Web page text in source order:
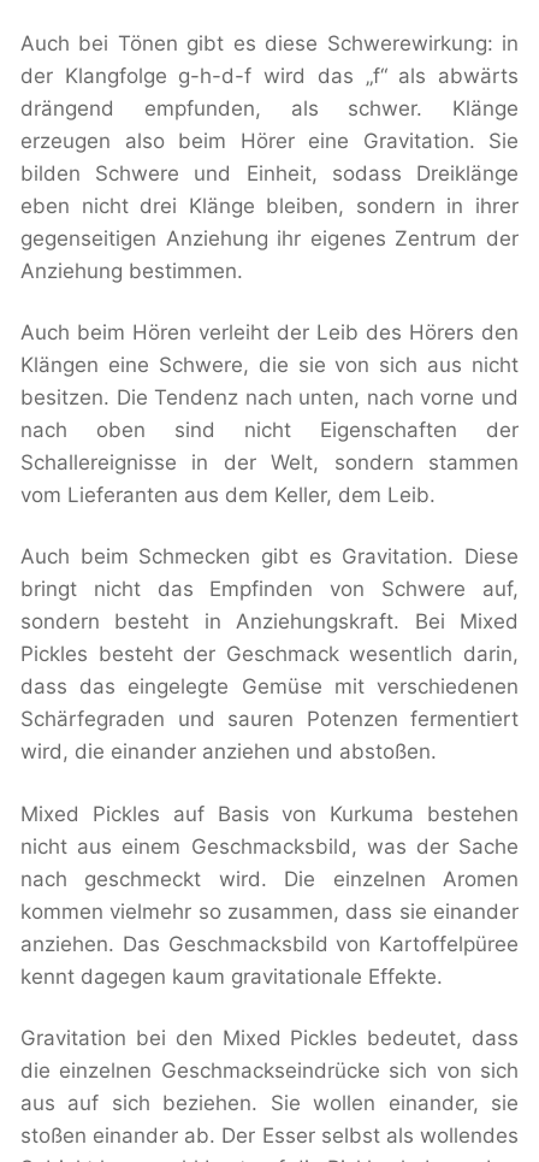
Auch bei Tönen gibt es diese Schwerewirkung: in
der Klangfolge g-h-d-f wird das „f“ als abwärts
drängend empfunden, als schwer. Klänge
erzeugen also beim Hörer eine Gravitation. Sie
bilden Schwere und Einheit, sodass Dreiklänge
eben nicht drei Klänge bleiben, sondern in ihrer
gegenseitigen Anziehung ihr eigenes Zentrum der
Anziehung bestimmen.
Auch beim Hören verleiht der Leib des Hörers den
Klängen eine Schwere, die sie von sich aus nicht
besitzen. Die Tendenz nach unten, nach vorne und
nach oben sind nicht Eigenschaften der
Schallereignisse in der Welt, sondern stammen
vom Lieferanten aus dem Keller, dem Leib.
Auch beim Schmecken gibt es Gravitation. Diese
bringt nicht das Empfinden von Schwere auf,
sondern besteht in Anziehungskraft. Bei Mixed
Pickles besteht der Geschmack wesentlich darin,
dass das eingelegte Gemüse mit verschiedenen
Schärfegraden und sauren Potenzen fermentiert
wird, die einander anziehen und abstoßen.
Mixed Pickles auf Basis von Kurkuma bestehen
nicht aus einem Geschmacksbild, was der Sache
nach geschmeckt wird. Die einzelnen Aromen
kommen vielmehr so zusammen, dass sie einander
anziehen. Das Geschmacksbild von Kartoffelpüree
kennt dagegen kaum gravitationale Effekte.
Gravitation bei den Mixed Pickles bedeutet, dass
die einzelnen Geschmackseindrücke sich von sich
aus auf sich beziehen. Sie wollen einander, sie
stoßen einander ab. Der Esser selbst als wollendes